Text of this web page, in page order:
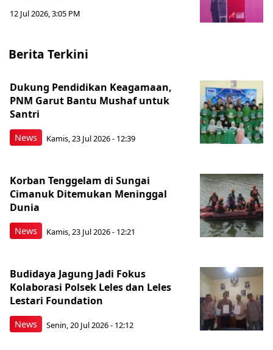
12 Jul 2026, 3:05 PM
Berita Terkini
News
Dukung Pendidikan Keagamaan,
PNM Garut Bantu Mushaf untuk
Santri
Kamis, 23 Jul 2026 - 12:39
News
Korban Tenggelam di Sungai
Cimanuk Ditemukan Meninggal
Dunia
Kamis, 23 Jul 2026 - 12:21
News
Budidaya Jagung Jadi Fokus
Kolaborasi Polsek Leles dan Leles
Lestari Foundation
Senin, 20 Jul 2026 - 12:12